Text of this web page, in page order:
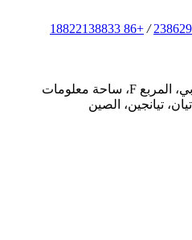
/
+86 18822138833
الغرفة ٥١٠، المبنى الجنوبي، المربع F، ساحة معلومات